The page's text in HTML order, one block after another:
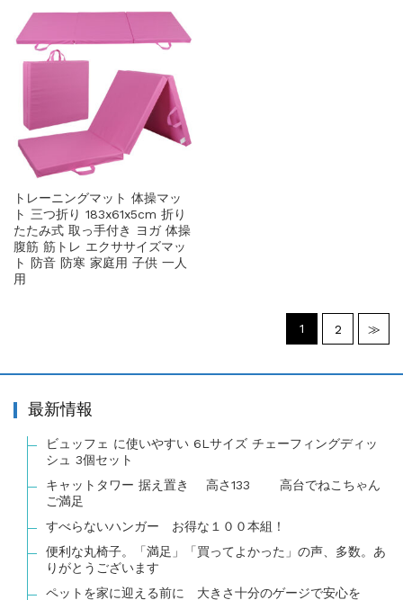
トレーニングマット 体操マッ
ト 三つ折り 183x61x5cm 折り
たたみ式 取っ手付き ヨガ 体操
腹筋 筋トレ エクササイズマッ
ト 防音 防寒 家庭用 子供 一人
用
1 2 ≫
最新情報
ビュッフェ に使いやすい 6Lサイズ チェーフィングディッ
シュ 3個セット
キャットタワー 据え置き 高さ133 高台でねこちゃん
ご満足
すべらないハンガー お得な１００本組！
便利な丸椅子。「満足」「買ってよかった」の声、多数。あ
りがとうございます
ペットを家に迎える前に 大きさ十分のゲージで安心を